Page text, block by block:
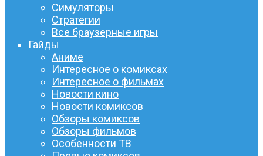
Симуляторы
Стратегии
Все браузерные игры
Гайды
Аниме
Интересное о комиксах
Интересное о фильмах
Новости кино
Новости комиксов
Обзоры комиксов
Обзоры фильмов
Особенности ТВ